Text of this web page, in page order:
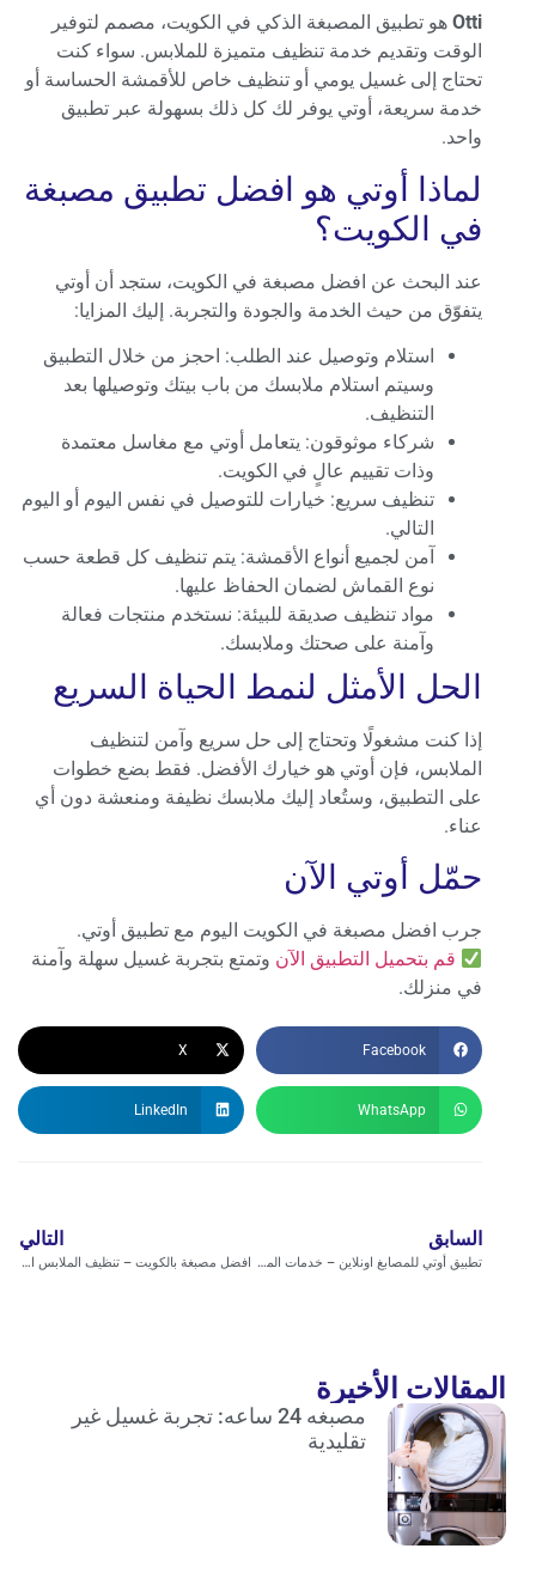
Otti هو تطبيق المصبغة الذكي في الكويت، مصمم لتوفير
الوقت وتقديم خدمة تنظيف متميزة للملابس. سواء كنت
تحتاج إلى غسيل يومي أو تنظيف خاص للأقمشة الحساسة أو
خدمة سريعة، أوتي يوفر لك كل ذلك بسهولة عبر تطبيق
واحد.
لماذا أوتي هو افضل تطبيق مصبغة
في الكويت؟
عند البحث عن افضل مصبغة في الكويت، ستجد أن أوتي
يتفوّق من حيث الخدمة والجودة والتجربة. إليك المزايا:
استلام وتوصيل عند الطلب: احجز من خلال التطبيق
وسيتم استلام ملابسك من باب بيتك وتوصيلها بعد
التنظيف.
شركاء موثوقون: يتعامل أوتي مع مغاسل معتمدة
وذات تقييم عالٍ في الكويت.
تنظيف سريع: خيارات للتوصيل في نفس اليوم أو اليوم
التالي.
آمن لجميع أنواع الأقمشة: يتم تنظيف كل قطعة حسب
نوع القماش لضمان الحفاظ عليها.
مواد تنظيف صديقة للبيئة: نستخدم منتجات فعالة
وآمنة على صحتك وملابسك.
الحل الأمثل لنمط الحياة السريع
إذا كنت مشغولًا وتحتاج إلى حل سريع وآمن لتنظيف
الملابس، فإن أوتي هو خيارك الأفضل. فقط بضع خطوات
على التطبيق، وستُعاد إليك ملابسك نظيفة ومنعشة دون أي
عناء.
حمّل أوتي الآن
جرب افضل مصبغة في الكويت اليوم مع تطبيق أوتي.
قم بتحميل التطبيق الآن وتمتع بتجربة غسيل سهلة وآمنة
في منزلك.
Facebook
X
WhatsApp
LinkedIn
السابق
تطبيق أوتي للمصابغ اونلاين – خدمات المصابغ الأعلى تقييمًا بالكويت
التالي
افضل مصبغة بالكويت – تنظيف الملابس الفاخرة بالكويت مع تطبيق اوتي
المقالات الأخيرة
مصبغه 24 ساعه: تجربة غسيل غير
تقليدية